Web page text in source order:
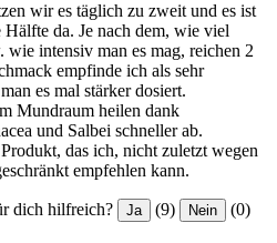
wir es täglich zu zweit und es ist
Hälfte da. Je nach dem, wie viel
wie intensiv man es mag, reichen 2
empfinde ich als sehr
es mal stärker dosiert.
Mundraum heilen dank
und Salbei schneller ab.
das ich, nicht zuletzt wegen
empfehlen kann.
dich hilfreich? Ja (9) Nein (0)